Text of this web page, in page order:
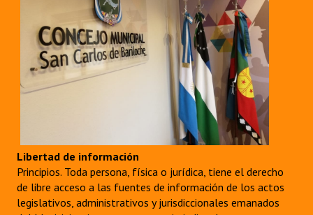
Libertad de información
Principios. Toda persona, física o jurídica, tiene el derecho
de libre acceso a las fuentes de información de los actos
legislativos, administrativos y jurisdiccionales emanados